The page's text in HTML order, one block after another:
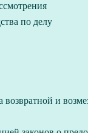
по делу
и